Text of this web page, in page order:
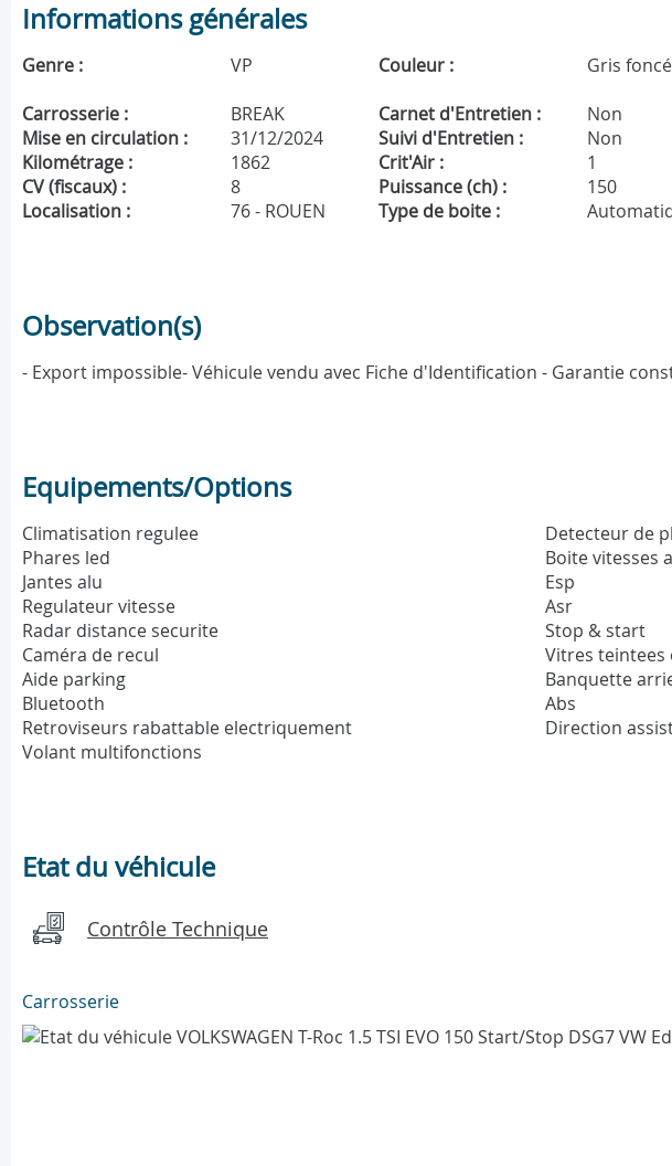
Informations générales
Genre : VP Couleur : Gris
Carrosserie : BREAK Carnet d'Entretien : Non
Mise en circulation :
31/12/2024 Suivi d'Entretien : Non
Kilométrage :
1862 Crit'Air : 1
CV (fiscaux) :
8 Puissance (ch) : 150
Localisation :
76 - ROUEN Type de boite :
Observation(s)
- Export impossible- Véhicule vendu avec Fiche d'Identification - Garantie
Equipements/Options
Climatisation regulee
Phares led
Jantes alu
Regulateur vitesse
Radar distance securite
Caméra de recul
Aide parking
Bluetooth
Retroviseurs rabattable electriquement
Volant multifonctions
Detecteur de
Boite vitesses
Esp
Asr
Stop & start
Vitres teintees
Banquette
Abs
Direction
Etat du véhicule
Contrôle Technique
Carrosserie